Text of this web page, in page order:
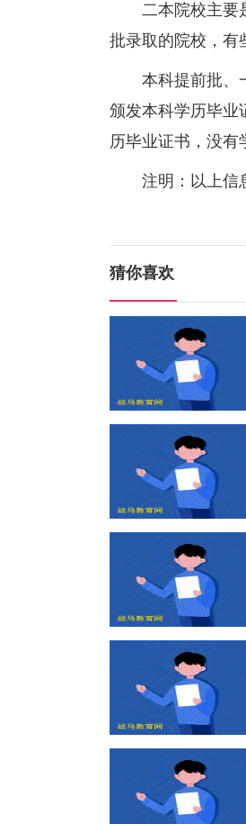
二本院校主要是
批录取的院校，有
本科提前批、一
颁发本科学历毕业
历毕业证书，没有
注明：以上信息
猜你喜欢